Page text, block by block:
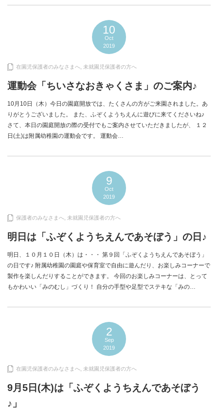
10
Oct
2019
在園児保護者のみなさまへ 未就園児保護者の方へ
運動会「ちいさなおきゃくさま」のご案内♪
10月10日（木）今日の園庭開放では、たくさんの方がご来園されました。あ
りがとうございました。 また、ふぞくようちえんに遊びに来てくださいね♪
さて、本日の園庭開放の際の受付でもご案内させていただきましたが、 １２
日(土)は附属幼稚園の運動会です。 運動会…
9
Oct
2019
保護者のみなさまへ 未就園児保護者の方へ
明日は「ふぞくようちえんであそぼう」の日♪
明日、１０月１０日（木）は・・・ 第９回「ふぞくようちえんであそぼう」
の日です♪ 附属幼稚園の園庭や保育室で自由に遊んだり、お楽しみコーナーで
製作を楽しんだりすることができます。 今回のお楽しみコーナーは、とって
もかわいい「みのむし」づくり！ 自分の手型や足型でステキな「みの…
2
Sep
2019
在園児保護者のみなさまへ 未就園児保護者の方へ
9月5日(木)は「ふぞくようちえんであそぼう
♪」